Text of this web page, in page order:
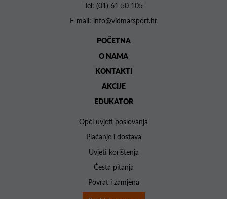
Tel: (01) 61 50 105
E-mail: info@vidmarsport.hr
POČETNA
O NAMA
KONTAKTI
AKCIJE
EDUKATOR
Opći uvjeti poslovanja
Plaćanje i dostava
Uvjeti korištenja
Česta pitanja
Povrat i zamjena